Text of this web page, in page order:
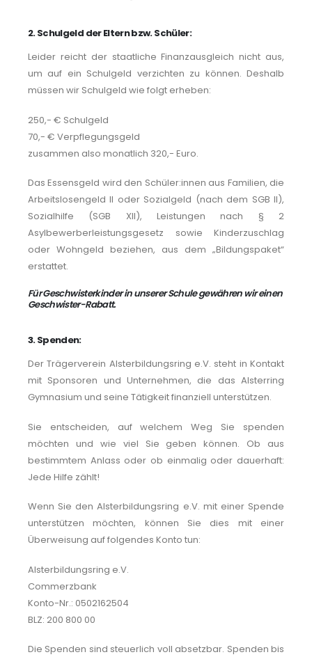
2. Schulgeld der Eltern bzw. Schüler:
Leider reicht der staatliche Finanzausgleich nicht aus,
um auf ein Schulgeld verzichten zu können. Deshalb
müssen wir Schulgeld wie folgt erheben:
250,- € Schulgeld
70,- € Verpflegungsgeld
zusammen also monatlich 320,- Euro.
Das Essensgeld wird den Schüler:innen aus Familien, die
Arbeitslosengeld II oder Sozialgeld (nach dem SGB II),
Sozialhilfe (SGB XII), Leistungen nach § 2
Asylbewerberleistungsgesetz sowie Kinderzuschlag
oder Wohngeld beziehen, aus dem „Bildungspaket“
erstattet.
Für Geschwisterkinder in unserer Schule gewähren wir einen
Geschwister-Rabatt.
3. Spenden:
Der Trägerverein Alsterbildungsring e.V. steht in Kontakt
mit Sponsoren und Unternehmen, die das Alsterring
Gymnasium und seine Tätigkeit finanziell unterstützen.
Sie entscheiden, auf welchem Weg Sie spenden
möchten und wie viel Sie geben können. Ob aus
bestimmtem Anlass oder ob einmalig oder dauerhaft:
Jede Hilfe zählt!
Wenn Sie den Alsterbildungsring e.V. mit einer Spende
unterstützen möchten, können Sie dies mit einer
Überweisung auf folgendes Konto tun:
Alsterbildungsring e.V.
Commerzbank
Konto-Nr.: 0502162504
BLZ: 200 800 00
Die Spenden sind steuerlich voll absetzbar. Spenden bis